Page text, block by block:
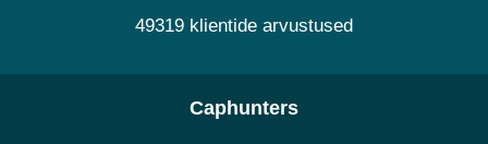
49319 klientide arvustused
Caphunters